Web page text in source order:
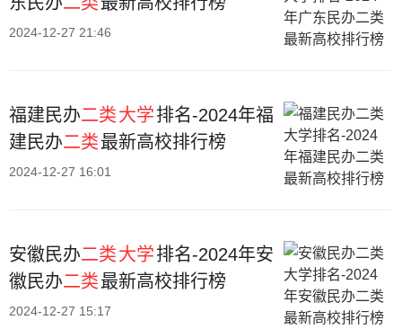
2024-12-27 21:46
福建民办二类大学排名-2024年福
建民办二类最新高校排行榜
2024-12-27 16:01
安徽民办二类大学排名-2024年安
徽民办二类最新高校排行榜
2024-12-27 15:17